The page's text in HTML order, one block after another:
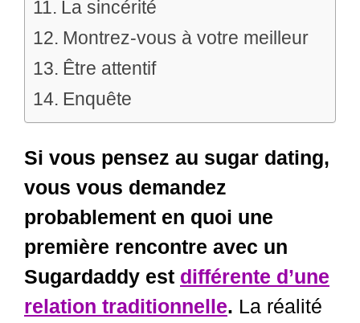
La sincérité
Montrez-vous à votre meilleur
Être attentif
Enquête
Si vous pensez au sugar dating,
vous vous demandez
probablement en quoi une
première rencontre avec un
Sugardaddy est différente d’une
relation traditionnelle. La réalité